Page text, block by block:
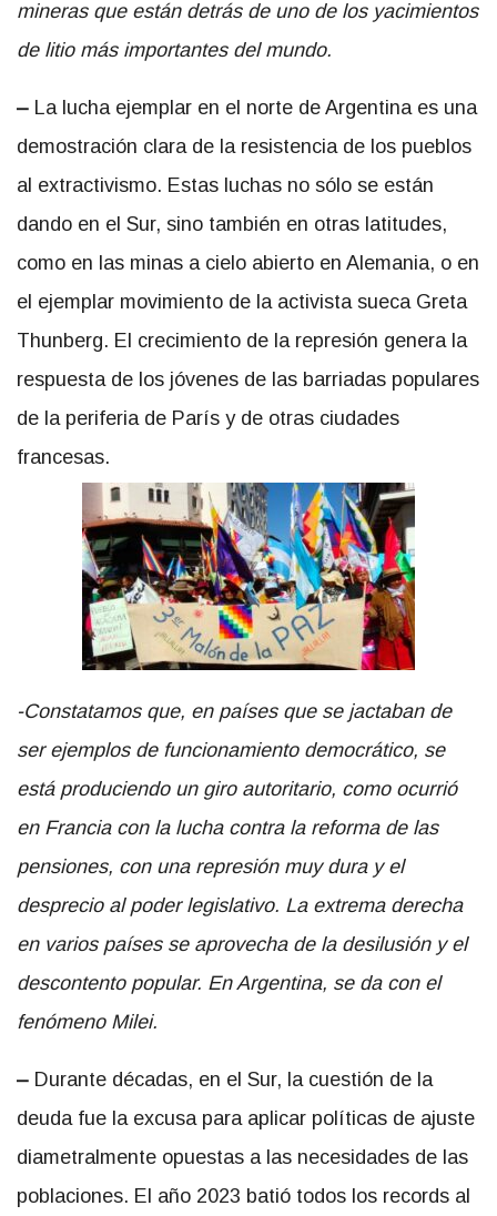
mineras que están detrás de uno de los yacimientos
de litio más importantes del mundo.
– La lucha ejemplar en el norte de Argentina es una
demostración clara de la resistencia de los pueblos
al extractivismo. Estas luchas no sólo se están
dando en el Sur, sino también en otras latitudes,
como en las minas a cielo abierto en Alemania, o en
el ejemplar movimiento de la activista sueca Greta
Thunberg. El crecimiento de la represión genera la
respuesta de los jóvenes de las barriadas populares
de la periferia de París y de otras ciudades
francesas.
-Constatamos que, en países que se jactaban de
ser ejemplos de funcionamiento democrático, se
está produciendo un giro autoritario, como ocurrió
en Francia con la lucha contra la reforma de las
pensiones, con una represión muy dura y el
desprecio al poder legislativo. La extrema derecha
en varios países se aprovecha de la desilusión y el
descontento popular. En Argentina, se da con el
fenómeno Milei.
– Durante décadas, en el Sur, la cuestión de la
deuda fue la excusa para aplicar políticas de ajuste
diametralmente opuestas a las necesidades de las
poblaciones. El año 2023 batió todos los records al